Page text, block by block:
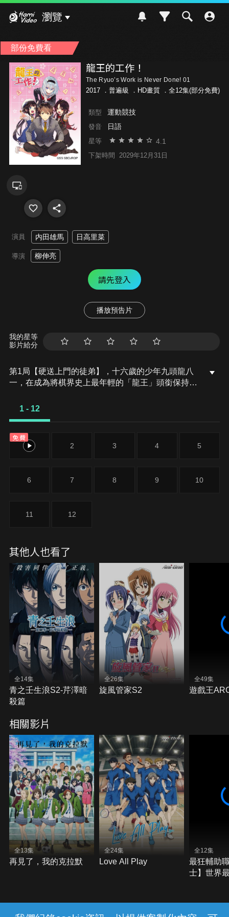
瀏覽
部份免費看
龍王的工作！
The Ryuo’s Work is Never Done! 01
2017 ． 普遍級 ．HD畫質 ．全12集(部分免費)
類型 運動競技
發音 日語
星等 4.1
下架時間 2029年12月31日
演員 内田雄馬 日高里菜
導演 柳伸亮
請先登入
播放預告片
我的星等
影片給分
第1局【硬送上門的徒弟】，十六歲的少年九頭龍八
一，在成為將棋界史上最年輕的「龍王」頭銜保持者
天，他回到自己家，卻發現一個國小女生雛鶴愛出現
之後，就找藉口打發她回去，沒想到在棋局中，卻發
現小愛有驚人的天份……。
1 - 12
免費
1 2 3 4 5
6 7 8 9 10
11 12
其他人也看了
全14集
青之壬生浪S2-芹澤暗
殺篇
全26集
旋風管家S2
全49集
遊戲王
相關影片
全13集
再見了，我的克拉默
全24集
Love All Play
全12集
最狂輔助
士】世界